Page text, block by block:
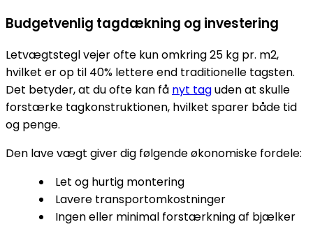
Budgetvenlig tagdækning og investering
Letvægtstegl vejer ofte kun omkring 25 kg pr. m2,
hvilket er op til 40% lettere end traditionelle tagsten.
Det betyder, at du ofte kan få nyt taguden at skulle
forstærke tagkonstruktionen, hvilket sparer både tid
og penge.
Den lave vægt giver dig følgende økonomiske fordele:
Let og hurtig montering
Lavere transportomkostninger
Ingen eller minimal forstærkning af bjælker